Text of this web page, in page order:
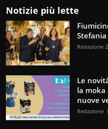
Notizie più lette
Redazione 2
Le
la moka
nuove
Redazione